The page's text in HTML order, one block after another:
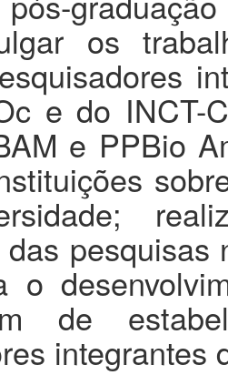
os
e do INCT-
e PPBio
o
de
integrantes